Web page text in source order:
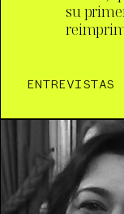
su
ENTREVISTAS